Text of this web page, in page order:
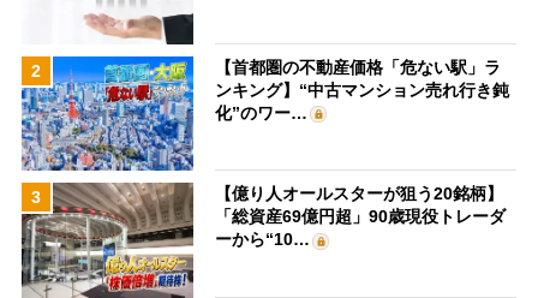
2
【首都圏の不動産価格「危ない駅」ラ
ンキング】“中古マンション売れ行き鈍
化”のワー…
3
【億り人オールスターが狙う20銘柄】
「総資産69億円超」90歳現役トレーダ
ーから“10…